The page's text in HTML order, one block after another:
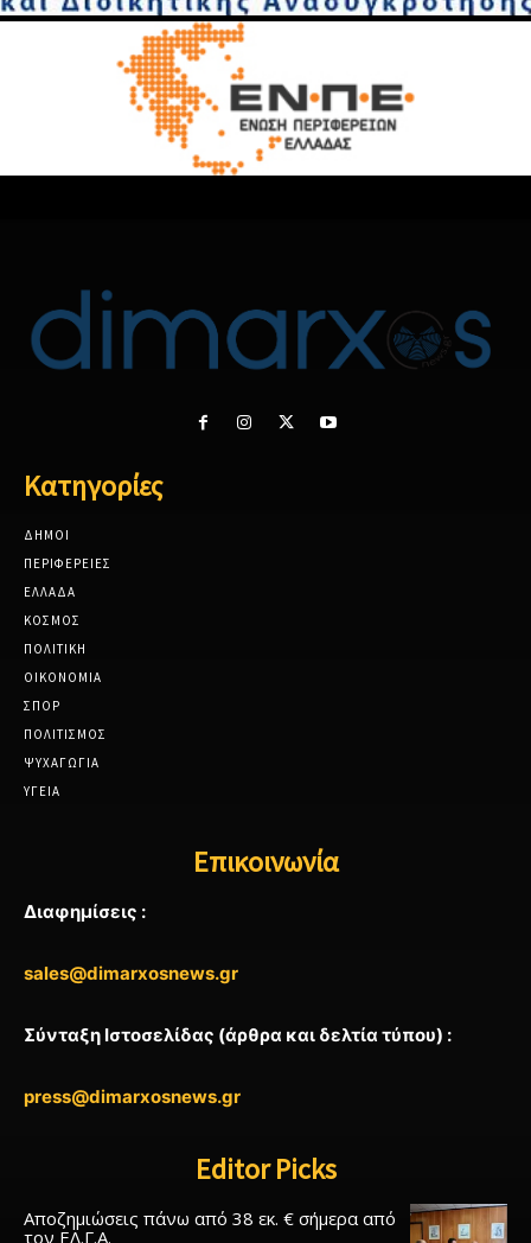
Κατηγορίες
ΔΗΜΟΙ
ΠΕΡΙΦΕΡΕΙΕΣ
ΕΛΛΑΔΑ
ΚΟΣΜΟΣ
ΠΟΛΙΤΙΚΗ
ΟΙΚΟΝΟΜΙΑ
ΣΠΟΡ
ΠΟΛΙΤΙΣΜΟΣ
ΨΥΧΑΓΩΓΙΑ
ΥΓΕΙΑ
Επικοινωνία
Διαφημίσεις :
sales@dimarxosnews.gr
Σύνταξη Ιστοσελίδας (άρθρα και δελτία τύπου) :
press@dimarxosnews.gr
Editor Picks
Αποζημιώσεις πάνω από 38 εκ. € σήμερα από
τον ΕΛ.Γ.Α.